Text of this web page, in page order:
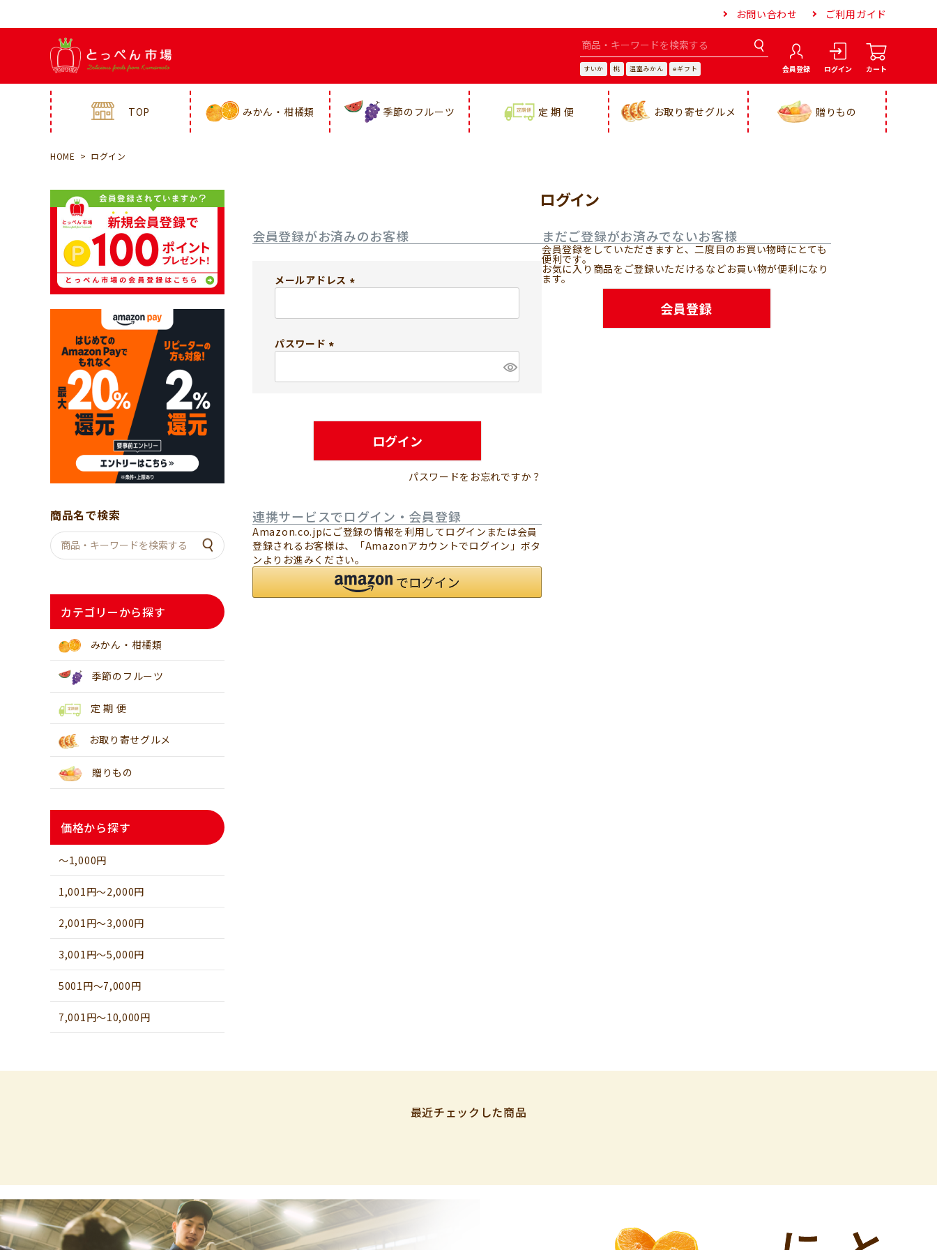
お問い合わせ ご利用ガイド
すいか 桃 温室みかん eギフト 会員登録 ログイン カート
TOP みかん・柑橘類 季節のフルーツ 定 期 便 お取り寄せグルメ 贈りもの
HOME ログイン
商品名で検索
カテゴリーから探す
みかん・柑橘類
季節のフルーツ
定 期 便
お取り寄せグルメ
贈りもの
価格から探す
～1,000円
1,001円～2,000円
2,001円～3,000円
3,001円～5,000円
5001円～7,000円
7,001円～10,000円
ログイン
会員登録がお済みのお客様
メールアドレス
必
パスワード
必
ログイン
パスワードをお忘れですか？
連携サービスでログイン・会員登録
Amazon.co.jpにご登録の情報を利用してログインまたは会員
登録されるお客様は、「Amazonアカウントでログイン」ボタ
ンよりお進みください。
まだご登録がお済みでないお客様
会員登録をしていただきますと、二度目のお買い物時にとても
便利です。
お気に入り商品をご登録いただけるなどお買い物が便利になり
ます。
会員登録
最近チェックした商品